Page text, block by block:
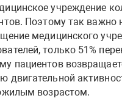
учреждение
Поэтому так важно
медицинского
только 51%
пациентов
двигательной
возрастом.